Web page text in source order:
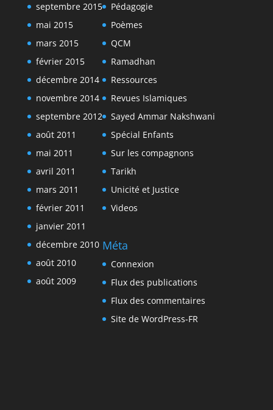
septembre 2015
mai 2015
mars 2015
février 2015
décembre 2014
novembre 2014
septembre 2012
août 2011
mai 2011
avril 2011
mars 2011
février 2011
janvier 2011
décembre 2010
août 2010
août 2009
Pédagogie
Poèmes
QCM
Ramadhan
Ressources
Revues Islamiques
Sayed Ammar Nakshwani
Spécial Enfants
Sur les compagnons
Tarikh
Unicité et Justice
Videos
Méta
Connexion
Flux des publications
Flux des commentaires
Site de WordPress-FR